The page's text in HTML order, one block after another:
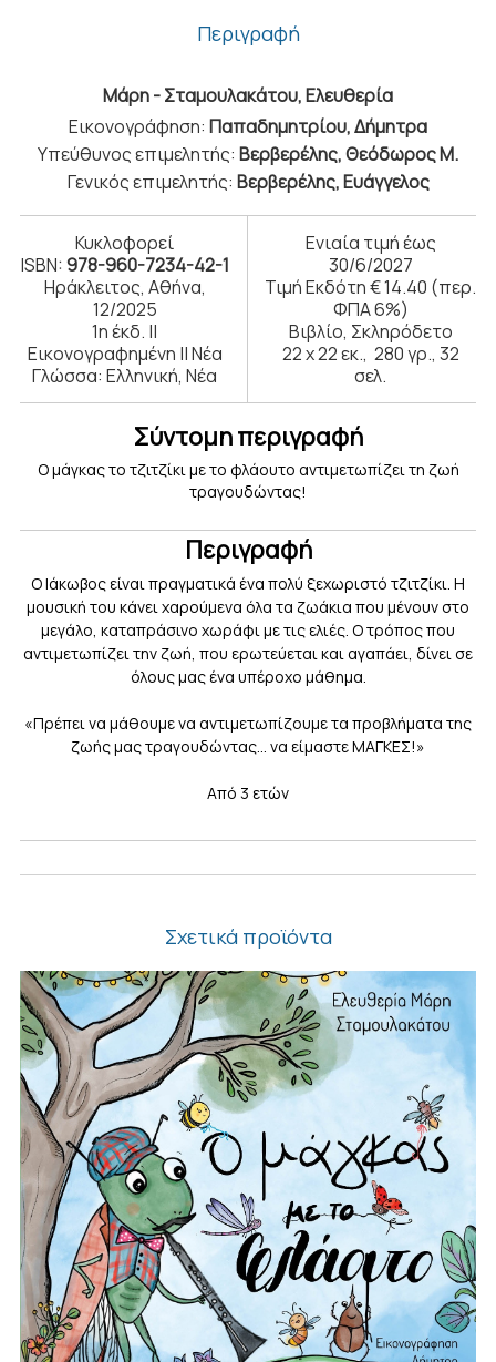
Περιγραφή
Μάρη - Σταμουλακάτου, Ελευθερία
Εικονογράφηση: Παπαδημητρίου, Δήμητρα
Υπεύθυνος επιμελητής: Βερβερέλης, Θεόδωρος Μ.
Γενικός επιμελητής: Βερβερέλης, Ευάγγελος
Κυκλοφορεί
ISBN:978-960-7234-42-1
Ηράκλειτος, Αθήνα,
12/2025
1η έκδ. ||
Εικονογραφημένη || Νέα
Γλώσσα: Ελληνική, Νέα
Ενιαία τιμή έως
30/6/2027
Τιμή Εκδότη € 14.40 (περ.
ΦΠΑ 6%)
Βιβλίο, Σκληρόδετο
22 x 22 εκ., 280 γρ., 32
σελ.
Σύντομη περιγραφή
Ο μάγκας το τζιτζίκι με το φλάουτο αντιμετωπίζει τη ζωή
τραγουδώντας!
Περιγραφή
Ο Ιάκωβος είναι πραγματικά ένα πολύ ξεχωριστό τζιτζίκι. Η
μουσική του κάνει χαρούμενα όλα τα ζωάκια που μένουν στο
μεγάλο, καταπράσινο χωράφι με τις ελιές. Ο τρόπος που
αντιμετωπίζει την ζωή, που ερωτεύεται και αγαπάει, δίνει σε
όλους μας ένα υπέροχο μάθημα.
«Πρέπει να μάθουμε να αντιμετωπίζουμε τα προβλήματα της
ζωής μας τραγουδώντας… να είμαστε ΜΑΓΚΕΣ!»
Από 3 ετών
Σχετικά προϊόντα